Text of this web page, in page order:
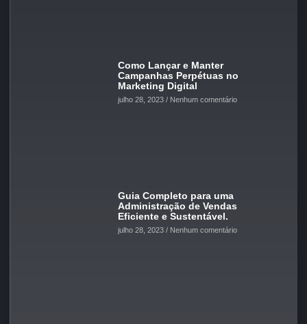
Como Lançar e Manter
Campanhas Perpétuas no
Marketing Digital
julho 28, 2023 Nenhum comentário
Guia Completo para uma
Administração de Vendas
Eficiente e Sustentável.
julho 28, 2023 Nenhum comentário